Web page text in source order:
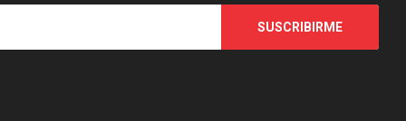
SUSCRIBIRME